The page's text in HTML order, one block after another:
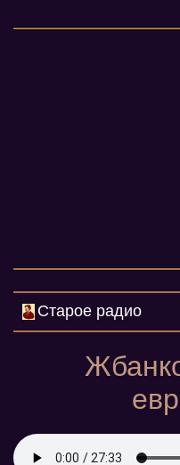
Старое радио